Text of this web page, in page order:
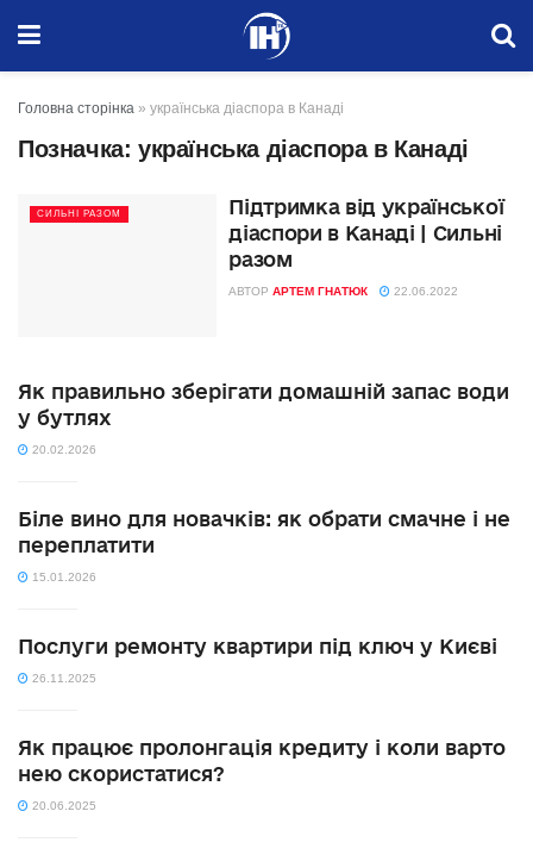
Головна сторінка » українська діаспора в Канаді
Позначка: українська діаспора в Канаді
СИЛЬНІ РАЗОМ
Підтримка від української
діаспори в Канаді | Сильні
разом
АВТОР АРТЕМ ГНАТЮК 22.06.2022
Як правильно зберігати домашній запас води
у бутлях
20.02.2026
Біле вино для новачків: як обрати смачне і не
переплатити
15.01.2026
Послуги ремонту квартири під ключ у Києві
26.11.2025
Як працює пролонгація кредиту і коли варто
нею скористатися?
20.06.2025